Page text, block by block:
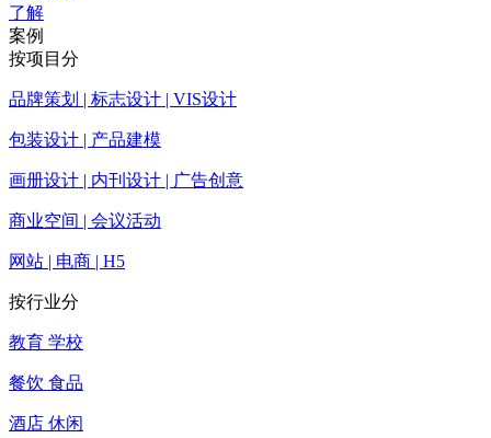
了解
案例
按项目分
品牌策划 | 标志设计 | VIS设计
包装设计 | 产品建模
画册设计 | 内刊设计 | 广告创意
商业空间 | 会议活动
网站 | 电商 | H5
按行业分
教育 学校
餐饮 食品
酒店 休闲